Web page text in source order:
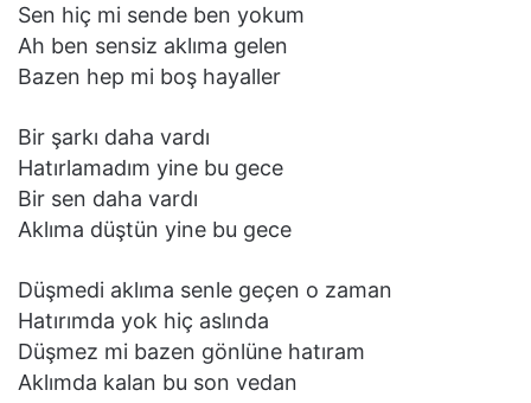
Sen hiç mi sende ben yokum
Ah ben sensiz aklıma gelen
Bazen hep mi boş hayaller
Bir şarkı daha vardı
Hatırlamadım yine bu gece
Bir sen daha vardı
Aklıma düştün yine bu gece
Düşmedi aklıma senle geçen o zaman
Hatırımda yok hiç aslında
Düşmez mi bazen gönlüne hatıram
Aklımda kalan bu son vedan